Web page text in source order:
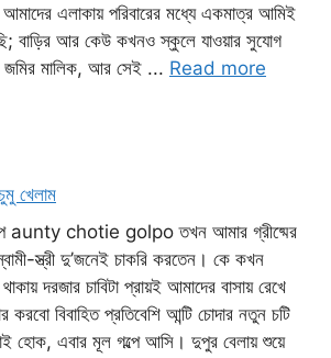
এলাকায় পরিবারের মধ্যে একমাত্র আমিই
বাড়ির আর কেউ কখনও স্কুলে যাওয়ার সুযোগ
মালিক, আর সেই ... Read more
খেলাম
aunty chotie golpo তখন আমার গ্রীষ্মের
স্ত্রী দু’জনেই চাকরি করতেন। কে কখন
দরজার চাবিটা প্রায়ই আমাদের বাসায় রেখে
বিবাহিত প্রতিবেশি আন্টি চোদার নতুন চটি
হোক, এবার মূল গল্পে আসি। দুপুর বেলায় শুয়ে